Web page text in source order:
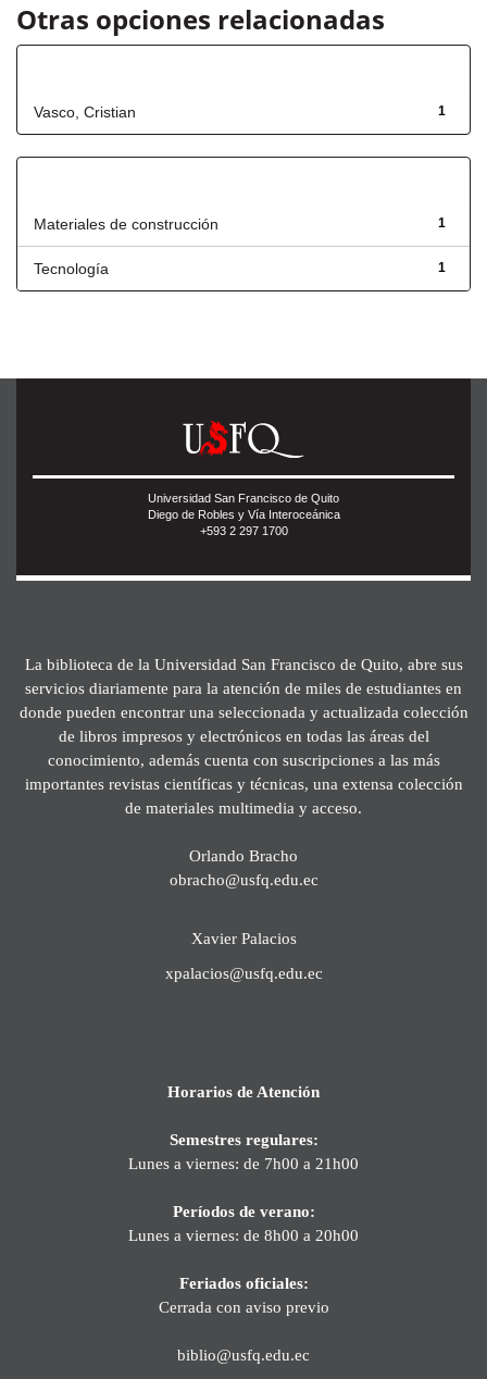
Otras opciones relacionadas
1
Vasco, Cristian
1
Materiales de construcción
1
Tecnología
Universidad San Francisco de Quito
Diego de Robles y Vía Interoceánica
+593 2 297 1700
La biblioteca de la Universidad San Francisco de Quito, abre sus
servicios diariamente para la atención de miles de estudiantes en
donde pueden encontrar una seleccionada y actualizada colección
de libros impresos y electrónicos en todas las áreas del
conocimiento, además cuenta con suscripciones a las más
importantes revistas científicas y técnicas, una extensa colección
de materiales multimedia y acceso.
Orlando Bracho
obracho@usfq.edu.ec
Xavier Palacios
xpalacios@usfq.edu.ec
Horarios de Atención
Semestres regulares:
Lunes a viernes: de 7h00 a 21h00
Períodos de verano:
Lunes a viernes: de 8h00 a 20h00
Feriados oficiales:
Cerrada con aviso previo
biblio@usfq.edu.ec